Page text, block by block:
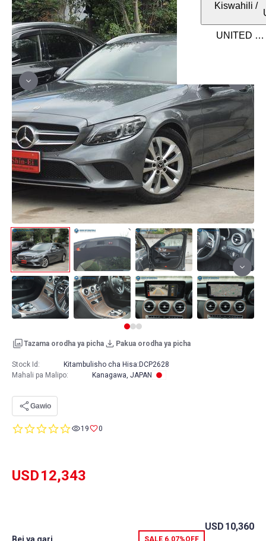
Kiswahili /
Tazama orodha ya picha Pakua orodha ya picha
0.019 0
USD12,343
Bei ya gari SALE 6.07%OFF
USD 10,360
Stock Id: Kitambulisho cha Hisa: DCP2628
Mahali pa Malipo: Kanagawa, JAPAN
Gawio